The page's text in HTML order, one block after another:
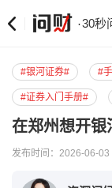
·30秒
#银河证券# #
#证券入门手册#
在郑州想开银
发布时间：2026-06-03